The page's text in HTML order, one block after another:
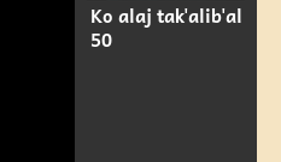
Ko alaj tak'alib'al
50